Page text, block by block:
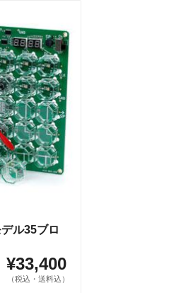
ル35ブロ
¥33,400
（税込・送料込）